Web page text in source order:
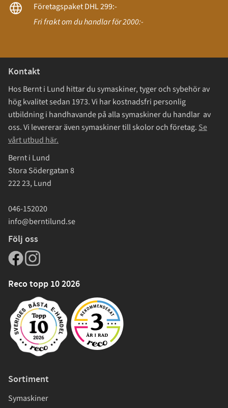
Företagspaket DHL 299:-
Fri frakt om du handlar för 2000:-
Kontakt
Hos Bernt i Lund hittar du symaskiner, tyger och sybehör av
hög kvalitet sedan 1973. Vi har kostnadsfri personlig
utbildning i handhavande på alla symaskiner du handlar av
oss. Vi levererar även symaskiner till skolor och företag. Se
vårt utbud här.
Bernt i Lund
Stora Södergatan 8
222 23, Lund
046-152020
info@berntilund.se
Följ oss
Reco topp 10 2026
Sortiment
Symaskiner